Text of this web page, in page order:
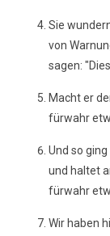
Sie
von
sagen:
Macht er
fürwahr
Und so
und haltet
fürwahr
Wir haben